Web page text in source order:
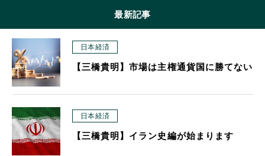
最新記事
日本経済
【三橋貴明】市場は主権通貨国に勝てない
日本経済
【三橋貴明】イラン史編が始まります